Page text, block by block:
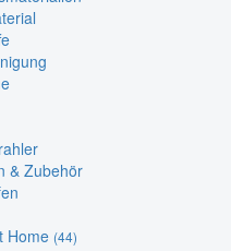
& Zubehör
Home (44)